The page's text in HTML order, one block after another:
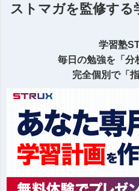
ストマガを監修する
学習塾
毎日の勉強を「分
完全個別で「